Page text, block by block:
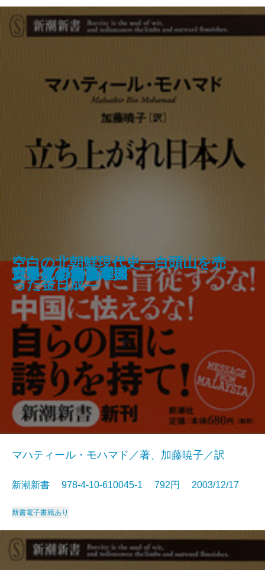
仁義なき英国タブロイド伝説
中傷と陰謀―アメリカ大統領選狂
騒史―
中東 迷走の百年史
黒いスイス
プーチン
日本はどう報じられているか
立ち上がれ日本人
マハティール・モハマド／著、加藤暁子／訳
新潮新書 978-4-10-610045-1 792円 2003/12/17
新書電子書籍あり
安楽死のできる国
空白の北朝鮮現代史―白頭山を売
った金日成―
アラブの格言
アメリカ病
日中ビジネス摩擦
アメリカの論理